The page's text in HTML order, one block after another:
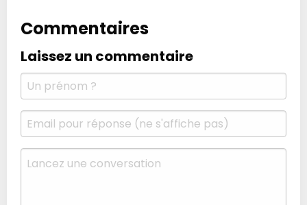
Commentaires
Laissez un commentaire